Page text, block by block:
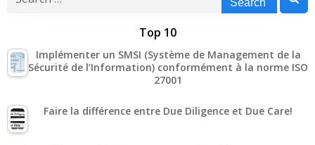
Top 10
Implémenter un SMSI (Système de Management de la
Sécurité de l’Information) conformément à la norme ISO
27001
Faire la différence entre Due Diligence et Due Care!